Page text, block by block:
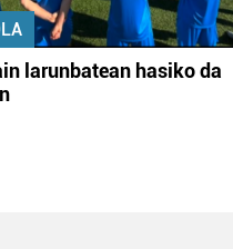
larunbatean hasiko da